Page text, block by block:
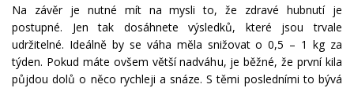
Na závěr je nutné mít na mysli to, že zdravé hubnutí je
postupné. Jen tak dosáhnete výsledků, které jsou trvale
udržitelné. Ideálně by se váha měla snižovat o 0,5 – 1 kg za
týden. Pokud máte ovšem větší nadváhu, je běžné, že první kila
půjdou dolů o něco rychleji a snáze. S těmi posledními to bývá